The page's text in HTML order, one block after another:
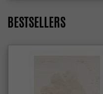
BESTSELLERS